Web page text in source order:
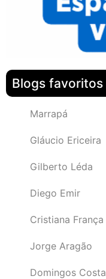
Blogs favoritos
Marrapá
Gláucio Ericeira
Gilberto Léda
Diego Emir
Cristiana França
Jorge Aragão
Domingos Costa